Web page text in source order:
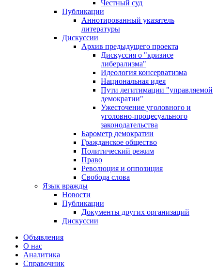
Честный суд
Публикации
Аннотированный указатель
литературы
Дискуссии
Архив предыдущего проекта
Дискуссия о "кризисе
либерализма"
Идеология консерватизма
Национальная идея
Пути легитимации "управляемой
демократии"
Ужесточение уголовного и
уголовно-процесуального
законодательства
Барометр демократии
Гражданское общество
Политический режим
Право
Революция и оппозиция
Свобода слова
Язык вражды
Новости
Публикации
Документы других организаций
Дискуссии
Объявления
О нас
Аналитика
Справочник